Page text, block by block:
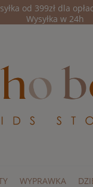
od 399zł dla
Wysyłka w 24h
WYPRAWKA